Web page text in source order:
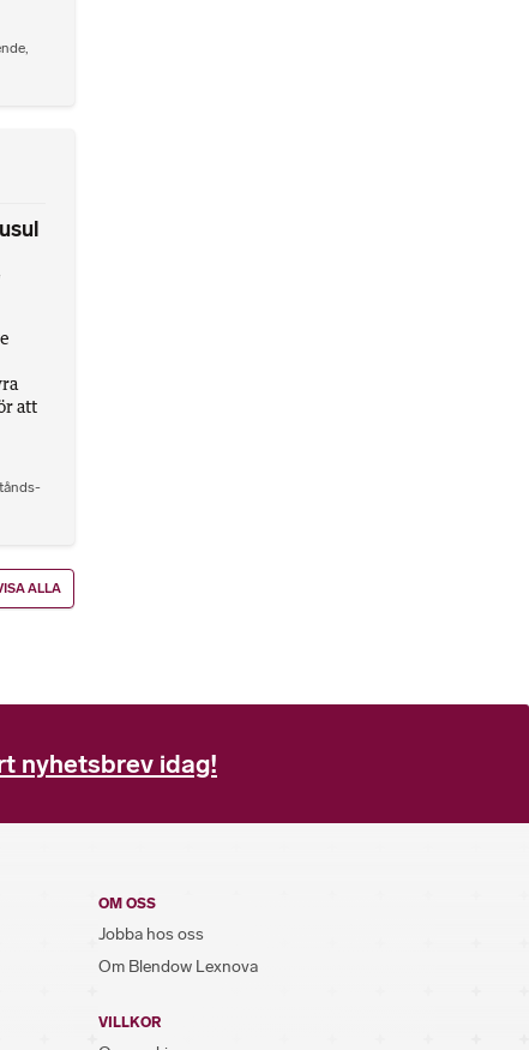
att
ALLA
nyhetsbrev idag!
OM OSS
Jobba hos oss
Om Blendow Lexnova
VILLKOR